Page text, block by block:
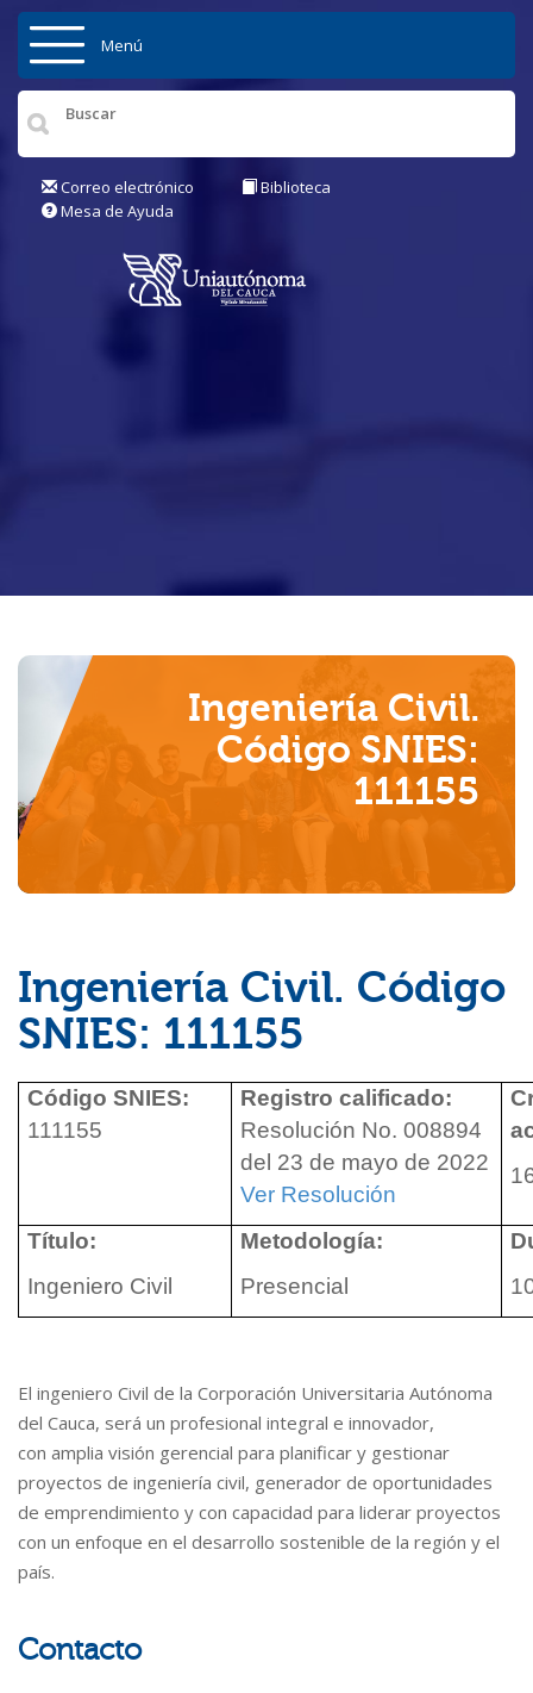
Pasar al contenido principal
Inicio
Institución
Internacionalización
Menú
Correo electrónico
Biblioteca
Mesa de Ayuda
Usted está aquí
Ingeniería Civil.
Código SNIES:
111155
Ingeniería Civil. Código
SNIES: 111155
Código SNIES:
111155
Registro calificado:
Resolución No. 008894
del 23 de mayo de 2022
Ver Resolución
Título:
Ingeniero Civil
Metodología:
Presencial
El ingeniero Civil de la Corporación Universitaria Autónoma
del Cauca, será un profesional integral e innovador,
con amplia visión gerencial para planificar y gestionar
proyectos de ingeniería civil, generador de oportunidades
de emprendimiento y con capacidad para liderar proyectos
con un enfoque en el desarrollo sostenible de la región y el
país.
Contacto